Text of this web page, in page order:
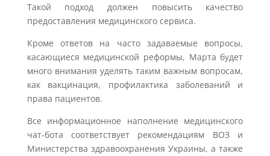
Такой подход должен повысить качество
предоставления медицинского сервиса.
Кроме ответов на часто задаваемые вопросы,
касающиеся медицинской реформы, Марта будет
много внимания уделять таким важным вопросам,
как вакцинация, профилактика заболеваний и
права пациентов.
Все информационное наполнение медицинского
чат-бота соответствует рекомендациям ВОЗ и
Министерства здравоохранения Украины, а также